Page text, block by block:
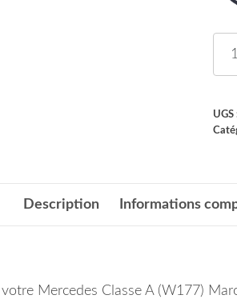
UGS
Description Informations
Mercedes Classe A (W177)